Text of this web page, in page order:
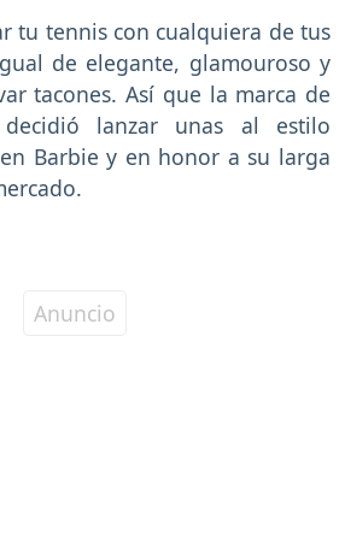
tu tennis con cualquiera de tus
de elegante, glamouroso y
tacones. Así que la marca de
decidió lanzar unas al estilo
Barbie y en honor a su larga